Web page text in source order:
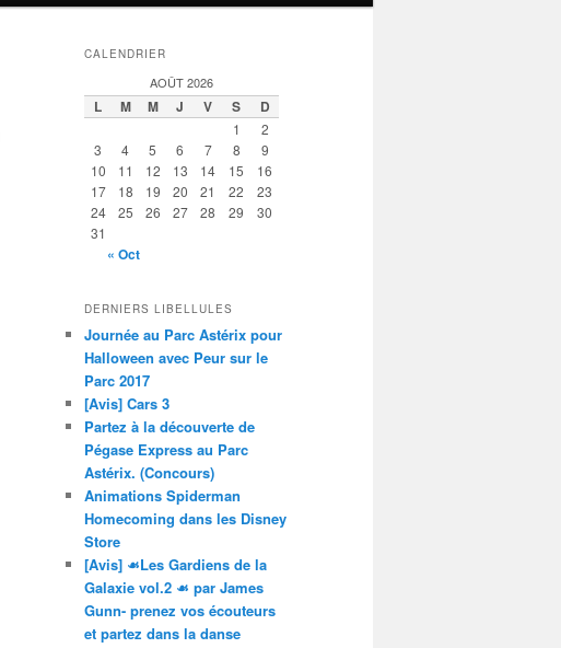
CALENDRIER
AOÛT 2026
L M M J V S D
1
2
3
4 5 6 7 8
9
10
11 12 13 14 15
16
17
18 19 20 21 22
23
24
25 26 27 28 29
30
31
« Oct
DERNIERS LIBELLULES
Journée au Parc Astérix pour
Halloween avec Peur sur le
Parc 2017
[Avis] Cars 3
Partez à la découverte de
Pégase Express au Parc
Astérix. (Concours)
Animations Spiderman
Homecoming dans les Disney
Store
[Avis] ☙Les Gardiens de la
Galaxie vol.2 ☙ par James
Gunn- prenez vos écouteurs
et partez dans la danse